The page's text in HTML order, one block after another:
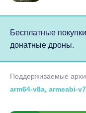
Бесплатные
донатные дроны.
Поддерживаемые
arm64-v8a, armeabi-